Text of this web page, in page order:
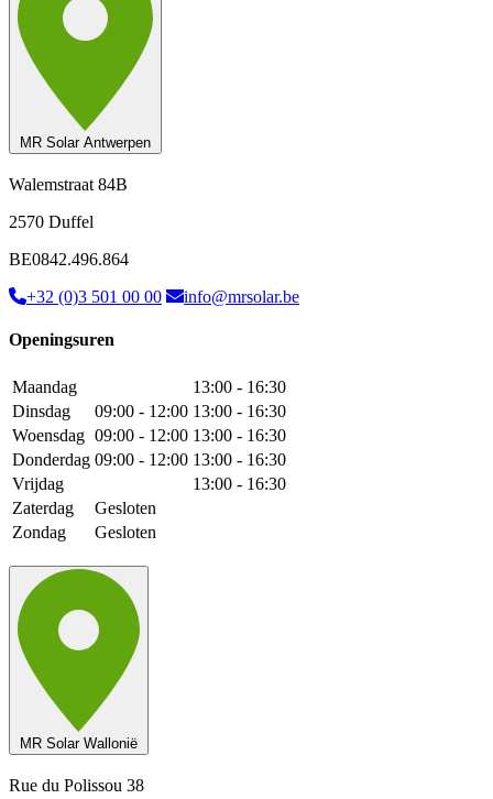
MR Solar Antwerpen
Walemstraat 84B
2570 Duffel
BE0842.496.864
+32 (0)3 501 00 00
info@mrsolar.be
Openingsuren
Maandag
13:00 - 16:30
Dinsdag
09:00 - 12:00 13:00 - 16:30
Woensdag 09:00 - 12:00 13:00 - 16:30
Donderdag 09:00 - 12:00 13:00 - 16:30
Vrijdag
13:00 - 16:30
Zaterdag
Gesloten
Zondag
Gesloten
MR Solar Wallonië
Rue du Polissou 38